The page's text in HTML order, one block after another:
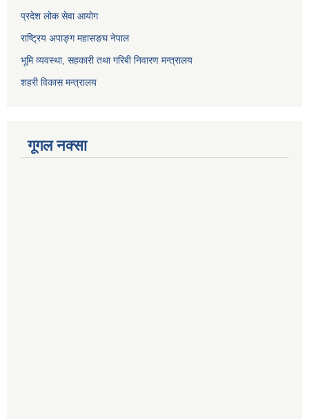
प्रदेश लोक सेवा आयोग
राष्ट्रिय अपाङ्ग महासङघ नेपाल
भूमि व्यवस्था, सहकारी तथा गरिबी निवारण मन्त्रालय
शहरी विकास मन्त्रालय
गूगल नक्सा